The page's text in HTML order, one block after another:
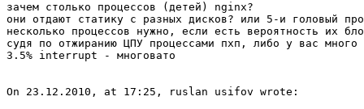
зачем столько процессов (детей) nginx?
они отдают статику с разных дисков? или 5-и головый
несколько процессов нужно, если есть вероятность их
судя по отжиранию ЦПУ процессами пхп, либо у вас
3.5% interrupt - многовато
On 23.12.2010, at 17:25, ruslan usifov wrote: